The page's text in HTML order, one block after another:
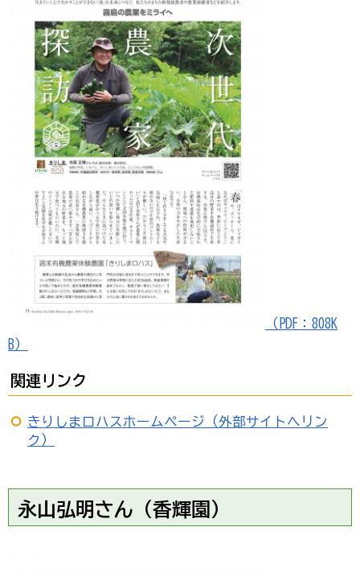
（PDF：808K
B）
関連リンク
きりしまロハスホームページ（外部サイトへリン
ク）
永山弘明さん（香輝園）